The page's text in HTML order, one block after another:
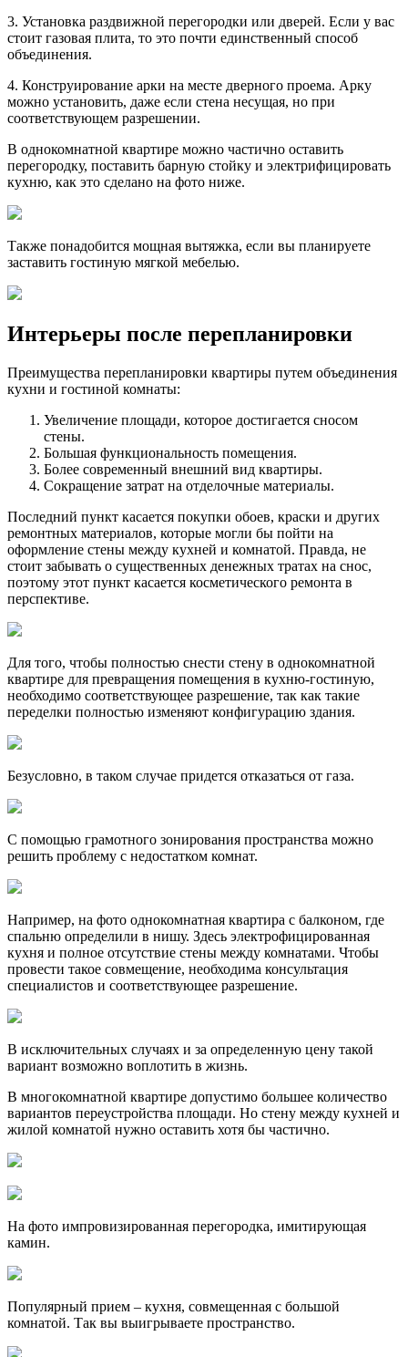
3. Установка раздвижной перегородки или дверей. Если у вас
стоит газовая плита, то это почти единственный способ
объединения.
4. Конструирование арки на месте дверного проема. Арку
можно установить, даже если стена несущая, но при
соответствующем разрешении.
В однокомнатной квартире можно частично оставить
перегородку, поставить барную стойку и электрифицировать
кухню, как это сделано на фото ниже.
Также понадобится мощная вытяжка, если вы планируете
заставить гостиную мягкой мебелью.
Интерьеры после перепланировки
Преимущества перепланировки квартиры путем объединения
кухни и гостиной комнаты:
Увеличение площади, которое достигается сносом
стены.
Большая функциональность помещения.
Более современный внешний вид квартиры.
Сокращение затрат на отделочные материалы.
Последний пункт касается покупки обоев, краски и других
ремонтных материалов, которые могли бы пойти на
оформление стены между кухней и комнатой. Правда, не
стоит забывать о существенных денежных тратах на снос,
поэтому этот пункт касается косметического ремонта в
перспективе.
Для того, чтобы полностью снести стену в однокомнатной
квартире для превращения помещения в кухню-гостиную,
необходимо соответствующее разрешение, так как такие
переделки полностью изменяют конфигурацию здания.
Безусловно, в таком случае придется отказаться от газа.
С помощью грамотного зонирования пространства можно
решить проблему с недостатком комнат.
Например, на фото однокомнатная квартира с балконом, где
спальню определили в нишу. Здесь электрофицированная
кухня и полное отсутствие стены между комнатами. Чтобы
провести такое совмещение, необходима консультация
специалистов и соответствующее разрешение.
В исключительных случаях и за определенную цену такой
вариант возможно воплотить в жизнь.
В многокомнатной квартире допустимо большее количество
вариантов переустройства площади. Но стену между кухней и
жилой комнатой нужно оставить хотя бы частично.
На фото импровизированная перегородка, имитирующая
камин.
Популярный прием – кухня, совмещенная с большой
комнатой. Так вы выигрываете пространство.